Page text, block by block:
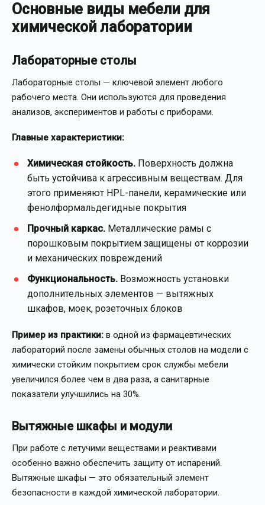
Основные виды мебели для
химической лаборатории
Лабораторные столы
Лабораторные столы — ключевой элемент любого
рабочего места. Они используются для проведения
анализов, экспериментов и работы с приборами.
Главные характеристики:
Химическая стойкость. Поверхность должна
быть устойчива к агрессивным веществам. Для
этого применяют HPL-панели, керамические или
фенолформальдегидные покрытия
Прочный каркас. Металлические рамы с
порошковым покрытием защищены от коррозии
и механических повреждений
Функциональность. Возможность установки
дополнительных элементов — вытяжных
шкафов, моек, розеточных блоков
Пример из практики: в одной из фармацевтических
лабораторий после замены обычных столов на модели с
химически стойким покрытием срок службы мебели
увеличился более чем в два раза, а санитарные
показатели улучшились на 30%.
Вытяжные шкафы и модули
При работе с летучими веществами и реактивами
особенно важно обеспечить защиту от испарений.
Вытяжные шкафы — это обязательный элемент
безопасности в каждой химической лаборатории.